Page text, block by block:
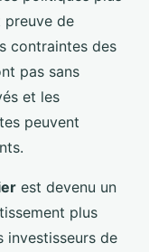
preuve de
contraintes des
pas sans
et les
peuvent
est devenu un
plus
investisseurs de